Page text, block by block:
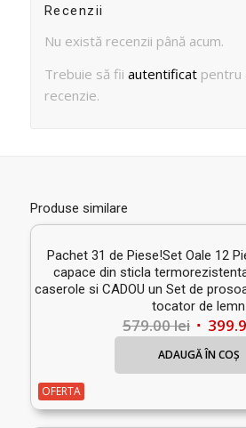
Recenzii
Nu există recenzii până acum.
Trebuie să fii autentificatpentru
recenzie.
Produse similare
Pachet 31 de Piese!Set Oale 12
capace din sticla
caserole si CADOU un Set de
tocator de lemn
579.00lei Prețul
inițial
579.00
ADAUGĂ ÎN COȘ
OFERTA